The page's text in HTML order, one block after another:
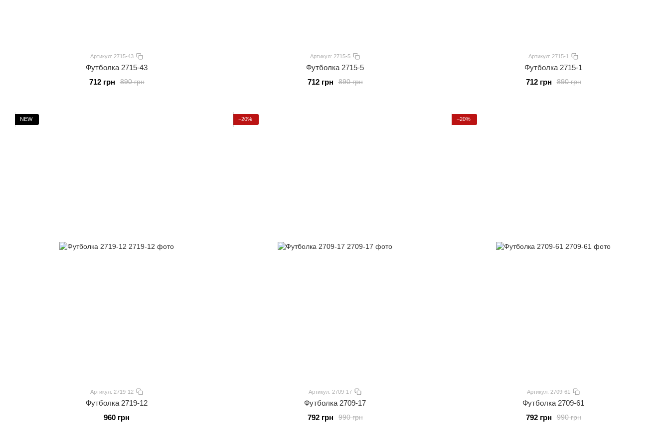
Артикул: 2715-43
Футболка 2715-43
890 грн
712 грн
Артикул: 2715-5
Футболка 2715-5
890 грн
712 грн
Артикул: 2715-1
Футболка 2715-1
890 грн
712 грн
NEW
Артикул: 2719-12
Футболка 2719-12
960 грн
−20%
Артикул: 2709-17
Футболка 2709-17
990 грн
792 грн
−20%
Артикул: 2709-61
Футболка 2709-61
990 грн
792 грн